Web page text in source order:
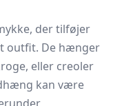
der tilføjer
outfit. De hænger
eller creoler
kan være